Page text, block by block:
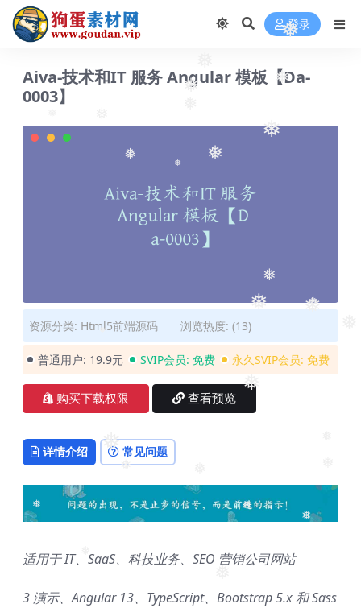
❅
❅
❅
❅
❅
❅
❅
❅
❅
❅
❅
❅
❅
❅
❅ ❅
❅
❅
❅
登录
Aiva-技术和IT 服务 Angular 模板【Da-
0003】
资源分类: Html5前端源码 浏览热度: (13)
普通用户: 19.9元 SVIP会员: 免费 永久SVIP会员: 免费
购买下载权限 查看预览
详情介绍 常见问题
适用于 IT、SaaS、科技业务、SEO 营销公司网站
3 演示、Angular 13、TypeScript、Bootstrap 5.x 和 Sass